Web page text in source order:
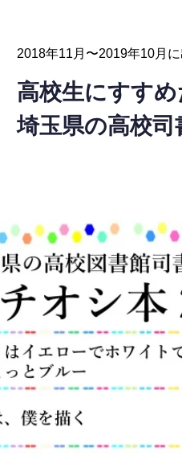
2018年11月〜2019年10月
高校生にすすめ
埼玉県の高校